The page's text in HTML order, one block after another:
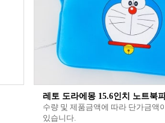
레토 도라에몽 15.6인치 노트북
수량 및 제품금액에 따라 단가금액
있습니다.